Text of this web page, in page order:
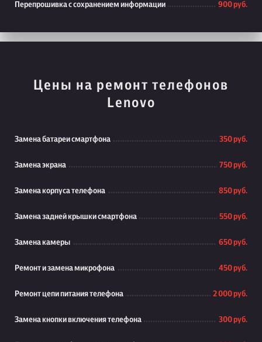
Перепрошивка с сохранением информации 900 руб.
Цены на ремонт телефонов
Lenovo
Замена батареи смартфона 350 руб.
Замена экрана 750 руб.
Замена корпуса телефона 850 руб.
Замена задней крышки смартфона 550 руб.
Замена камеры 650 руб.
Ремонт и замена микрофона 450 руб.
Ремонт цепи питания телефона 2 000 руб.
Замена кнопки включения телефона 300 руб.